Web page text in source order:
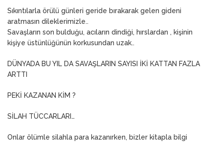
Sıkıntılarla örülü günleri geride bırakarak gelen gideni
aratmasın dileklerimizle..
Savaşların son bulduğu, acıların dindiği, hırslardan , kişinin
kişiye üstünlüğünün korkusundan uzak..
DÜNYADA BU YIL DA SAVAŞLARIN SAYISI İKİ KATTAN FAZLA
ARTTI
PEKİ KAZANAN KİM ?
SİLAH TÜCCARLARI…
Onlar ölümle silahla para kazanırken, bizler kitapla bilgi